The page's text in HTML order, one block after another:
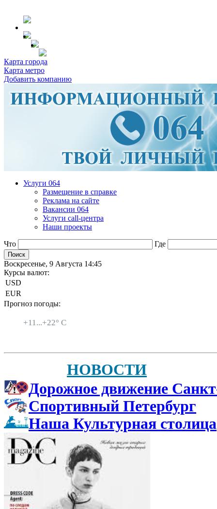
Карта города
Карта метро
Добавить компанию
Услуги 064
Размещение в справке
Реклама на сайте
Вакансии 064
Услуги call-центра
Наши проекты
Что Где
Воскресенье, 9 Августа 14:45
Курсы валют:
USD
EUR
Прогноз погоды:
+11...+22° C
НОВОСТИ
Дорожное движение
Спортивный Петербург
Наша Культурная столица